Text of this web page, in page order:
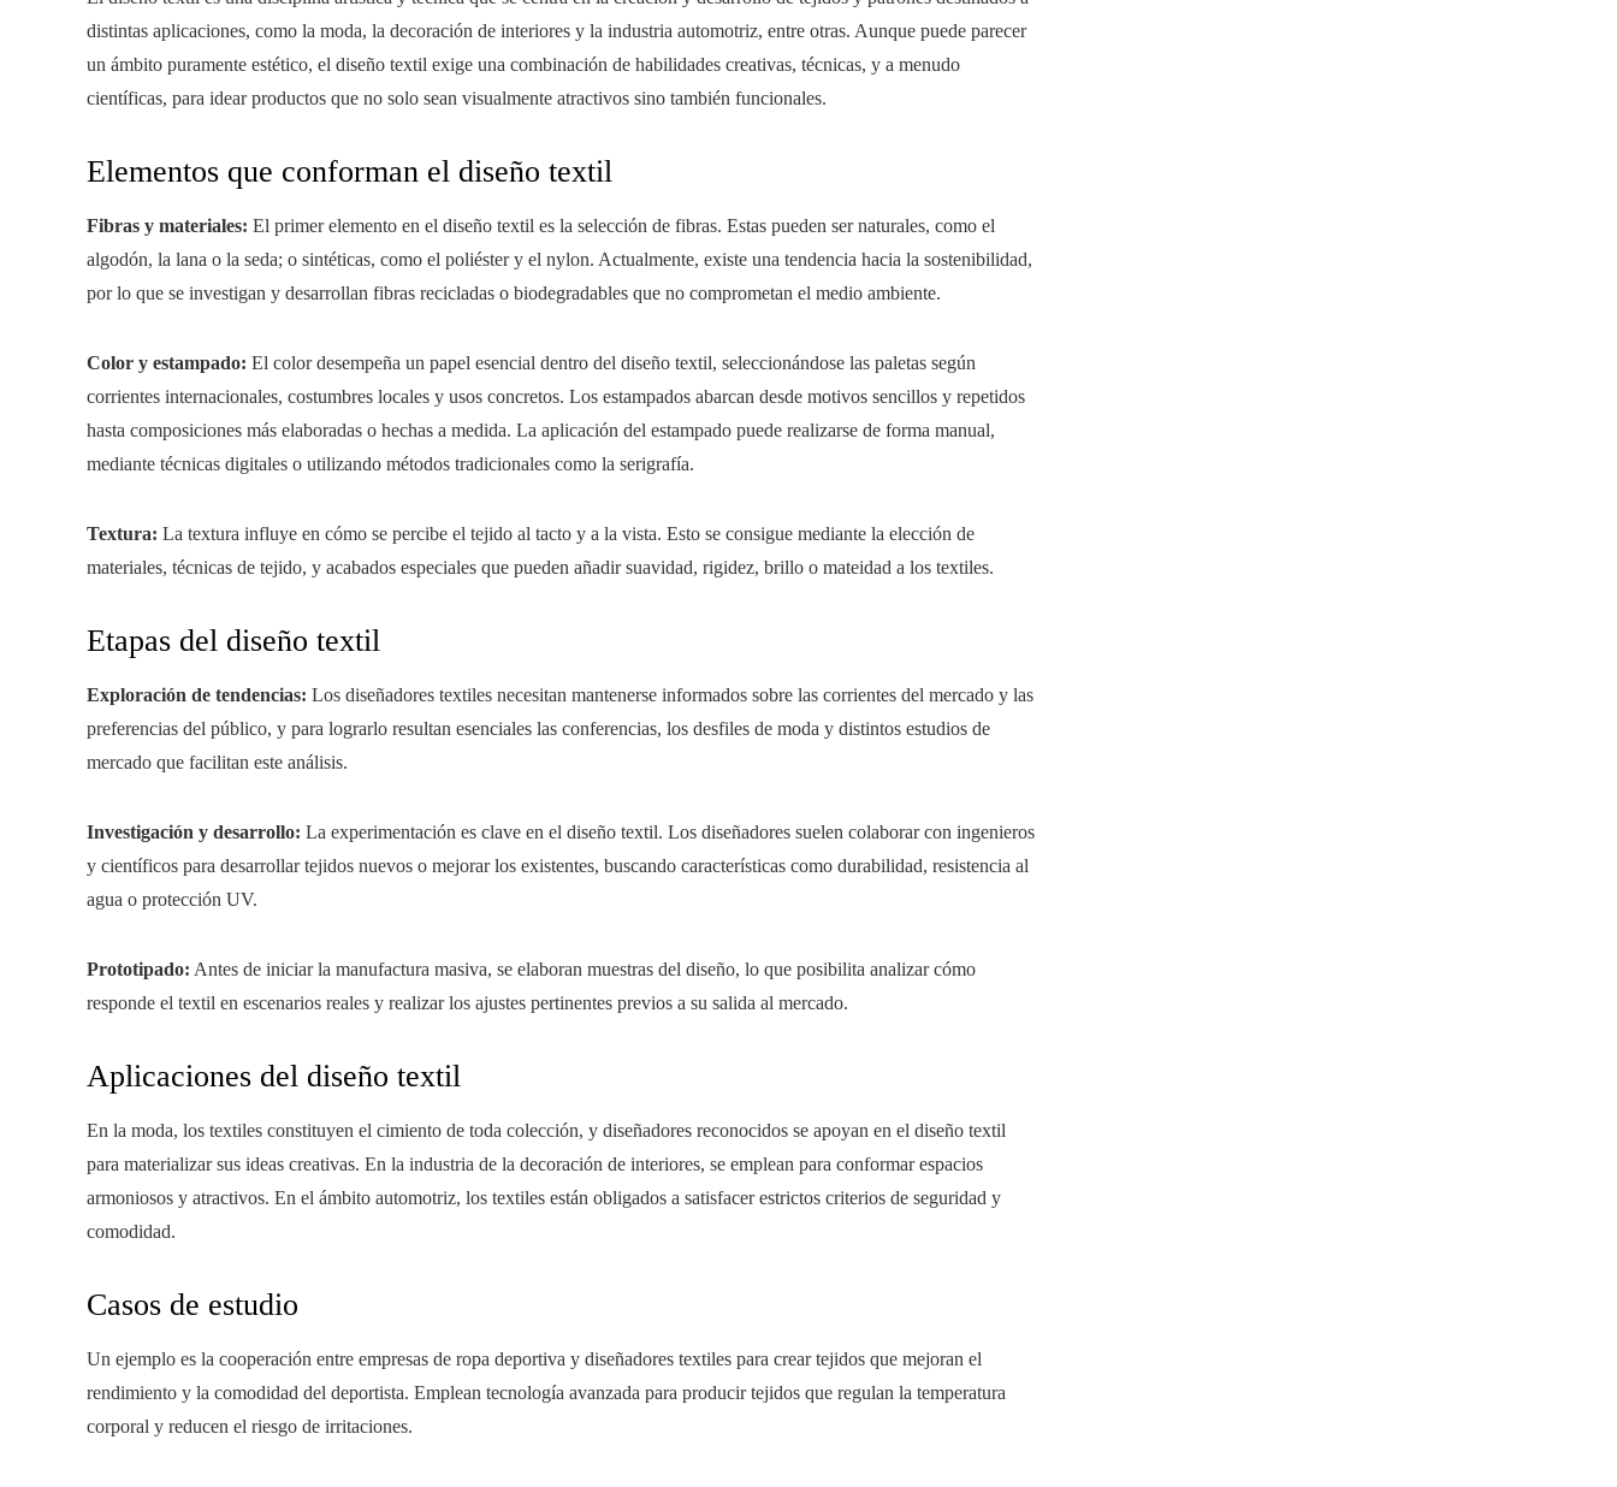
distintas aplicaciones, como la moda, la decoración de interiores y la industria automotriz, entre otras. Aunque puede parecer
un ámbito puramente estético, el diseño textil exige una combinación de habilidades creativas, técnicas, y a menudo
científicas, para idear productos que no solo sean visualmente atractivos sino también funcionales.
Elementos que conforman el diseño textil
Fibras y materiales: El primer elemento en el diseño textil es la selección de fibras. Estas pueden ser naturales, como el
algodón, la lana o la seda; o sintéticas, como el poliéster y el nylon. Actualmente, existe una tendencia hacia la sostenibilidad,
por lo que se investigan y desarrollan fibras recicladas o biodegradables que no comprometan el medio ambiente.
Color y estampado: El color desempeña un papel esencial dentro del diseño textil, seleccionándose las paletas según
corrientes internacionales, costumbres locales y usos concretos. Los estampados abarcan desde motivos sencillos y repetidos
hasta composiciones más elaboradas o hechas a medida. La aplicación del estampado puede realizarse de forma manual,
mediante técnicas digitales o utilizando métodos tradicionales como la serigrafía.
Textura: La textura influye en cómo se percibe el tejido al tacto y a la vista. Esto se consigue mediante la elección de
materiales, técnicas de tejido, y acabados especiales que pueden añadir suavidad, rigidez, brillo o mateidad a los textiles.
Etapas del diseño textil
Exploración de tendencias: Los diseñadores textiles necesitan mantenerse informados sobre las corrientes del mercado y las
preferencias del público, y para lograrlo resultan esenciales las conferencias, los desfiles de moda y distintos estudios de
mercado que facilitan este análisis.
Investigación y desarrollo: La experimentación es clave en el diseño textil. Los diseñadores suelen colaborar con ingenieros
y científicos para desarrollar tejidos nuevos o mejorar los existentes, buscando características como durabilidad, resistencia al
agua o protección UV.
Prototipado: Antes de iniciar la manufactura masiva, se elaboran muestras del diseño, lo que posibilita analizar cómo
responde el textil en escenarios reales y realizar los ajustes pertinentes previos a su salida al mercado.
Aplicaciones del diseño textil
En la moda, los textiles constituyen el cimiento de toda colección, y diseñadores reconocidos se apoyan en el diseño textil
para materializar sus ideas creativas. En la industria de la decoración de interiores, se emplean para conformar espacios
armoniosos y atractivos. En el ámbito automotriz, los textiles están obligados a satisfacer estrictos criterios de seguridad y
comodidad.
Casos de estudio
Un ejemplo es la cooperación entre empresas de ropa deportiva y diseñadores textiles para crear tejidos que mejoran el
rendimiento y la comodidad del deportista. Emplean tecnología avanzada para producir tejidos que regulan la temperatura
corporal y reducen el riesgo de irritaciones.